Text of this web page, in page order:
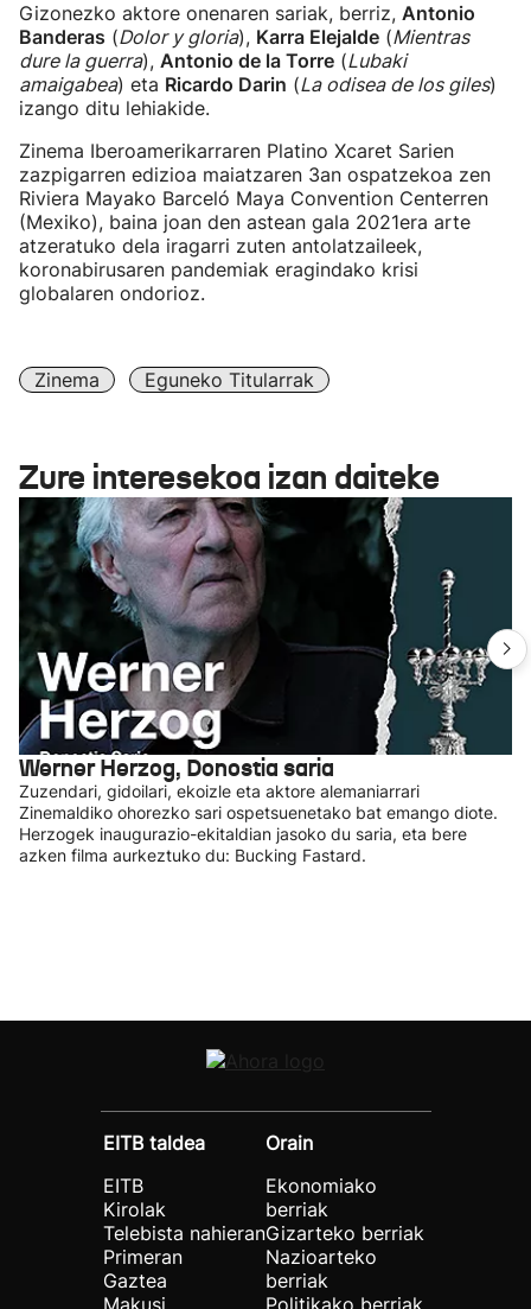
Gizonezko aktore onenaren sariak, berriz, Antonio
Banderas (Dolor y gloria), Karra Elejalde (Mientras
dure la guerra), Antonio de la Torre (Lubaki
amaigabea) eta Ricardo Darin (La odisea de los giles)
izango ditu lehiakide.
Zinema Iberoamerikarraren Platino Xcaret Sarien
zazpigarren edizioa maiatzaren 3an ospatzekoa zen
Riviera Mayako Barceló Maya Convention Centerren
(Mexiko), baina joan den astean gala 2021era arte
atzeratuko dela iragarri zuten antolatzaileek,
koronabirusaren pandemiak eragindako krisi
globalaren ondorioz.
Zinema Eguneko Titularrak
Zure interesekoa izan daiteke
Werner Herzog, Donostia saria
Zuzendari, gidoilari, ekoizle eta aktore alemaniarrari
Zinemaldiko ohorezko sari ospetsuenetako bat emango diote.
Herzogek inaugurazio-ekitaldian jasoko du saria, eta bere
azken filma aurkeztuko du: Bucking Fastard.
EITB taldea
EITB
Kirolak
Telebista nahieran
Primeran
Gaztea
Makusi
Orain
Ekonomiako
berriak
Gizarteko berriak
Nazioarteko
berriak
Politikako berriak